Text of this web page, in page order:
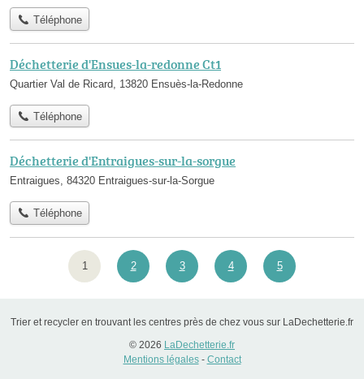
Téléphone
Déchetterie d'Ensues-la-redonne Ct1
Quartier Val de Ricard, 13820 Ensuès-la-Redonne
Téléphone
Déchetterie d'Entraigues-sur-la-sorgue
Entraigues, 84320 Entraigues-sur-la-Sorgue
Téléphone
1 2 3 4 5
Trier et recycler en trouvant les centres près de chez vous sur LaDechetterie.fr
© 2026 LaDechetterie.fr
Mentions légales- Contact